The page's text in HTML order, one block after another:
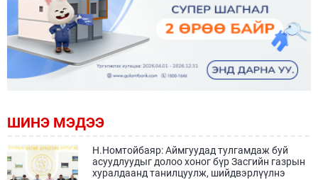
ШИНЭ МЭДЭЭ
Н.Номтойбаяр: Аймгуудад тулгамдаж буй
асуудлуудыг долоо хоног бүр Засгийн газрын
хуралдаанд танилцуулж, шийдвэрлүүлнэ